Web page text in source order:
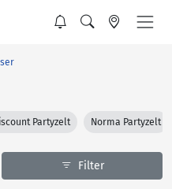
Partyzelt Norma Partyzelt
Filter